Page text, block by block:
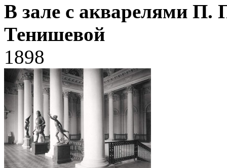
В зале с акварелями
Тенишевой
1898